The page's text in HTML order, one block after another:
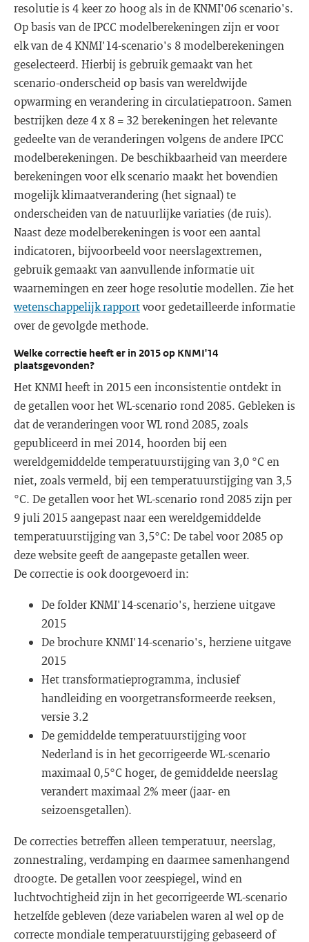
resolutie is 4 keer zo hoog als in de KNMI'06 scenario's.
Op basis van de IPCC modelberekeningen zijn er voor
elk van de 4 KNMI'14-scenario's 8 modelberekeningen
geselecteerd. Hierbij is gebruik gemaakt van het
scenario-onderscheid op basis van wereldwijde
opwarming en verandering in circulatiepatroon. Samen
bestrijken deze 4 x 8 = 32 berekeningen het relevante
gedeelte van de veranderingen volgens de andere IPCC
modelberekeningen. De beschikbaarheid van meerdere
berekeningen voor elk scenario maakt het bovendien
mogelijk klimaatverandering (het signaal) te
onderscheiden van de natuurlijke variaties (de ruis).
Naast deze modelberekeningen is voor een aantal
indicatoren, bijvoorbeeld voor neerslagextremen,
gebruik gemaakt van aanvullende informatie uit
waarnemingen en zeer hoge resolutie modellen. Zie het
wetenschappelijk rapportvoor gedetailleerde informatie
over de gevolgde methode.
Welke correctie heeft er in 2015 op KNMI'14
plaatsgevonden?
Het KNMI heeft in 2015 een inconsistentie ontdekt in
de getallen voor het WL-scenario rond 2085. Gebleken is
dat de veranderingen voor WL rond 2085, zoals
gepubliceerd in mei 2014, hoorden bij een
wereldgemiddelde temperatuurstijging van 3,0 °C en
niet, zoals vermeld, bij een temperatuurstijging van 3,5
°C. De getallen voor het WL-scenario rond 2085 zijn per
9 juli 2015 aangepast naar een wereldgemiddelde
temperatuurstijging van 3,5°C: De tabel voor 2085 op
deze website geeft de aangepaste getallen weer.
De correctie is ook doorgevoerd in:
De folder KNMI'14-scenario's, herziene uitgave
2015
De brochure KNMI'14-scenario's, herziene uitgave
2015
Het transformatieprogramma, inclusief
handleiding en voorgetransformeerde reeksen,
versie 3.2
De gemiddelde temperatuurstijging voor
Nederland is in het gecorrigeerde WL-scenario
maximaal 0,5°C hoger, de gemiddelde neerslag
verandert maximaal 2% meer (jaar- en
seizoensgetallen).
De correcties betreffen alleen temperatuur, neerslag,
zonnestraling, verdamping en daarmee samenhangend
droogte. De getallen voor zeespiegel, wind en
luchtvochtigheid zijn in het gecorrigeerde WL-scenario
hetzelfde gebleven (deze variabelen waren al wel op de
correcte mondiale temperatuurstijging gebaseerd of